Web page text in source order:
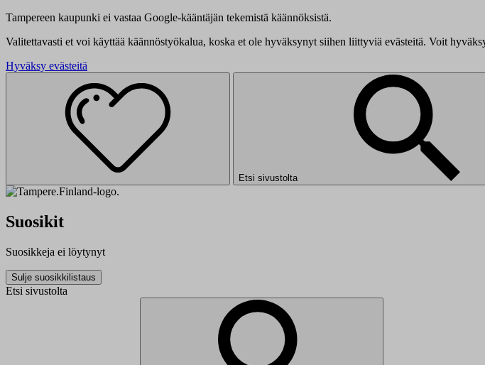
Tampereen kaupunki ei vastaa Google-kääntäjän tekemistä käännöksistä.
Valitettavasti et voi käyttää käännöstyökalua, koska et ole hyväksynyt siihen liittyviä evästeitä. Voit
Hyväksy evästeitä
Etsi sivustolta
Suosikit
Suosikkeja ei löytynyt
Sulje suosikkilistaus
Etsi sivustolta